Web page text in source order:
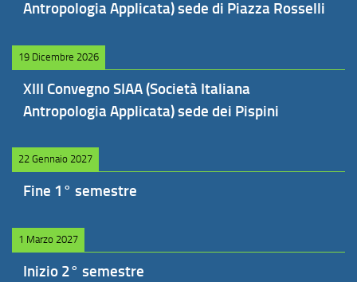
Antropologia Applicata) sede di Piazza Rosselli
19 Dicembre 2026
XIII Convegno SIAA (Società Italiana
Antropologia Applicata) sede dei Pispini
22 Gennaio 2027
Fine 1° semestre
1 Marzo 2027
Inizio 2° semestre